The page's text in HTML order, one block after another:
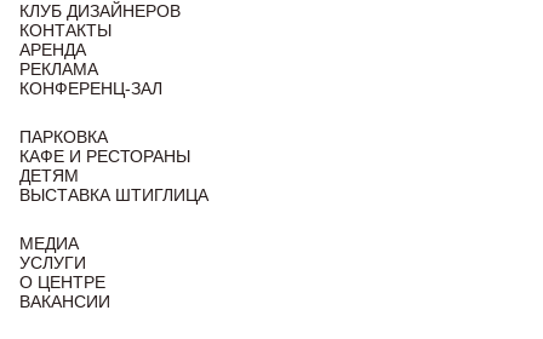
КЛУБ ДИЗАЙНЕРОВ
КОНТАКТЫ
АРЕНДА
РЕКЛАМА
КОНФЕРЕНЦ-ЗАЛ
ПАРКОВКА
КАФЕ И РЕСТОРАНЫ
ДЕТЯМ
ВЫСТАВКА ШТИГЛИЦА
МЕДИА
УСЛУГИ
О ЦЕНТРЕ
ВАКАНСИИ